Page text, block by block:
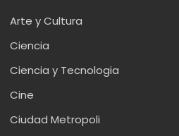
Arte y Cultura
Ciencia
Ciencia y Tecnologia
Cine
Ciudad Metropoli